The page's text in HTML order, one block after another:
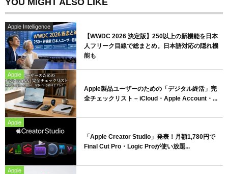
Apple Intelligence
【WWDC 2026 決定版】250以上の新機能を日本
人フリーク目線で総まとめ。日本語対応の隠れ機
能も
Apple
Apple製品ユーザーのための「デジタル終活」完
全チェックリスト – iCloud・Apple Account・...
Apple
「Apple Creator Studio」発表！月額1,780円で
Final Cut Pro・Logic Proが使い放題...
Apple